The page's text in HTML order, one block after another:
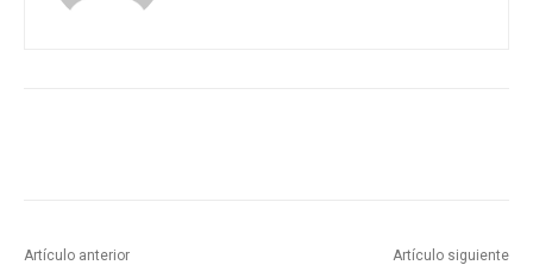
Artículo anterior Artículo siguiente